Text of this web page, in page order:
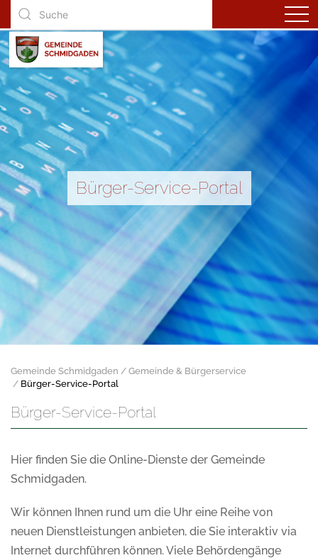
Bürger-Service-Portal
Gemeinde Schmidgaden
Gemeinde & Bürgerservice
Bürger-Service-Portal
Bürger-Service-Portal
Hier finden Sie die Online-Dienste der Gemeinde
Schmidgaden.
Wir können Ihnen rund um die Uhr eine Reihe von
neuen Dienstleistungen anbieten, die Sie interaktiv via
Internet durchführen können. Viele Behördengänge